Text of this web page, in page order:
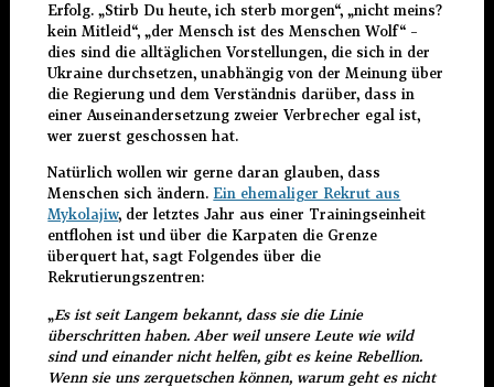
Erfolg. „Stirb Du heute, ich sterb morgen“, „nicht meins?
kein Mitleid“, „der Mensch ist des Menschen Wolf“ –
dies sind die alltäglichen Vorstellungen, die sich in der
Ukraine durchsetzen, unabhängig von der Meinung über
die Regierung und dem Verständnis darüber, dass in
einer Auseinandersetzung zweier Verbrecher egal ist,
wer zuerst geschossen hat.
Natürlich wollen wir gerne daran glauben, dass
Menschen sich ändern. Ein ehemaliger Rekrut aus
Mykolajiw, der letztes Jahr aus einer Trainingseinheit
entflohen ist und über die Karpaten die Grenze
überquert hat, sagt Folgendes über die
Rekrutierungszentren:
„Es ist seit Langem bekannt, dass sie die Linie
überschritten haben. Aber weil unsere Leute wie wild
sind und einander nicht helfen, gibt es keine Rebellion.
Wenn sie uns zerquetschen können, warum geht es nicht